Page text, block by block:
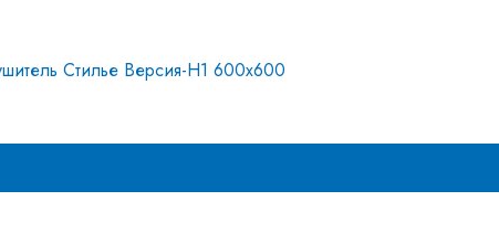
Стилье Версия-Н1 600х600